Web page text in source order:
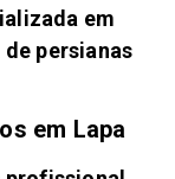
em
persianas
em Lapa